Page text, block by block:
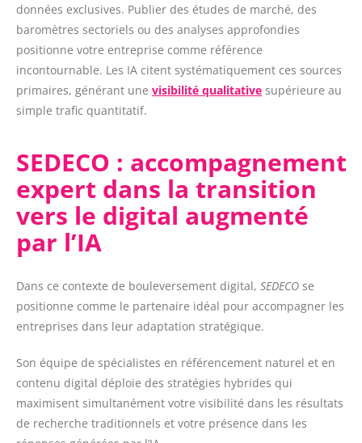
données exclusives. Publier des études de marché, des
baromètres sectoriels ou des analyses approfondies
positionne votre entreprise comme référence
incontournable. Les IA citent systématiquement ces sources
primaires, générant une visibilité qualitative supérieure au
simple trafic quantitatif.
SEDECO : accompagnement
expert dans la transition
vers le digital augmenté
par l’IA
Dans ce contexte de bouleversement digital, SEDECO se
positionne comme le partenaire idéal pour accompagner les
entreprises dans leur adaptation stratégique.
Son équipe de spécialistes en référencement naturel et en
contenu digital déploie des stratégies hybrides qui
maximisent simultanément votre visibilité dans les résultats
de recherche traditionnels et votre présence dans les